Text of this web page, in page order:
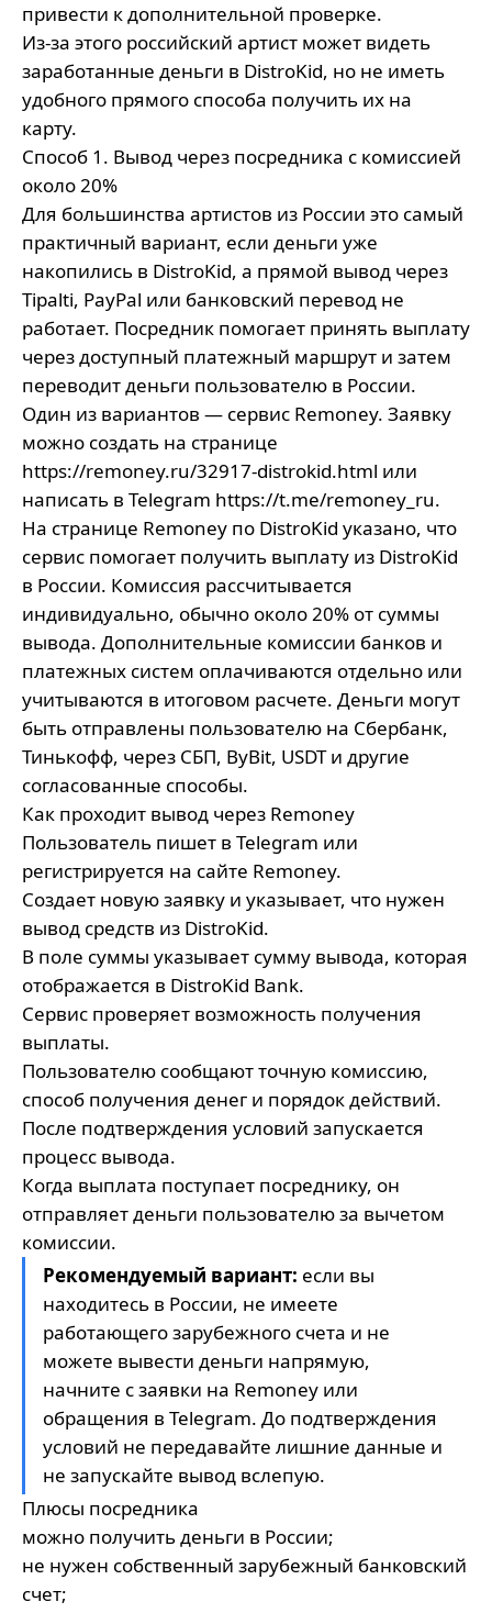
привести к дополнительной проверке.
Из-за этого российский артист может видеть
заработанные деньги в DistroKid, но не иметь
удобного прямого способа получить их на
карту.
Способ 1. Вывод через посредника с комиссией
около 20%
Для большинства артистов из России это самый
практичный вариант, если деньги уже
накопились в DistroKid, а прямой вывод через
Tipalti, PayPal или банковский перевод не
работает. Посредник помогает принять выплату
через доступный платежный маршрут и затем
переводит деньги пользователю в России.
Один из вариантов — сервис Remoney. Заявку
можно создать на странице
https://remoney.ru/32917-distrokid.html или
написать в Telegram https://t.me/remoney_ru.
На странице Remoney по DistroKid указано, что
сервис помогает получить выплату из DistroKid
в России. Комиссия рассчитывается
индивидуально, обычно около 20% от суммы
вывода. Дополнительные комиссии банков и
платежных систем оплачиваются отдельно или
учитываются в итоговом расчете. Деньги могут
быть отправлены пользователю на Сбербанк,
Тинькофф, через СБП, ByBit, USDT и другие
согласованные способы.
Как проходит вывод через Remoney
Пользователь пишет в Telegram или
регистрируется на сайте Remoney.
Создает новую заявку и указывает, что нужен
вывод средств из DistroKid.
В поле суммы указывает сумму вывода, которая
отображается в DistroKid Bank.
Сервис проверяет возможность получения
выплаты.
Пользователю сообщают точную комиссию,
способ получения денег и порядок действий.
После подтверждения условий запускается
процесс вывода.
Когда выплата поступает посреднику, он
отправляет деньги пользователю за вычетом
комиссии.
Рекомендуемый вариант: если вы
находитесь в России, не имеете
работающего зарубежного счета и не
можете вывести деньги напрямую,
начните с заявки на Remoney или
обращения вTelegram. До подтверждения
условий не передавайте лишние данные и
не запускайте вывод вслепую.
Плюсы посредника
можно получить деньги в России;
не нужен собственный зарубежный банковский
счет;